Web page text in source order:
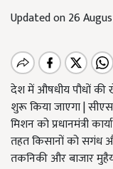
Updated on 26
देश में औषधीय पौधों की
शुरू किया जाएगा |
मिशन को प्रधानमंत्री
तहत किसानों को सगंध
तकनिकी और बाजार